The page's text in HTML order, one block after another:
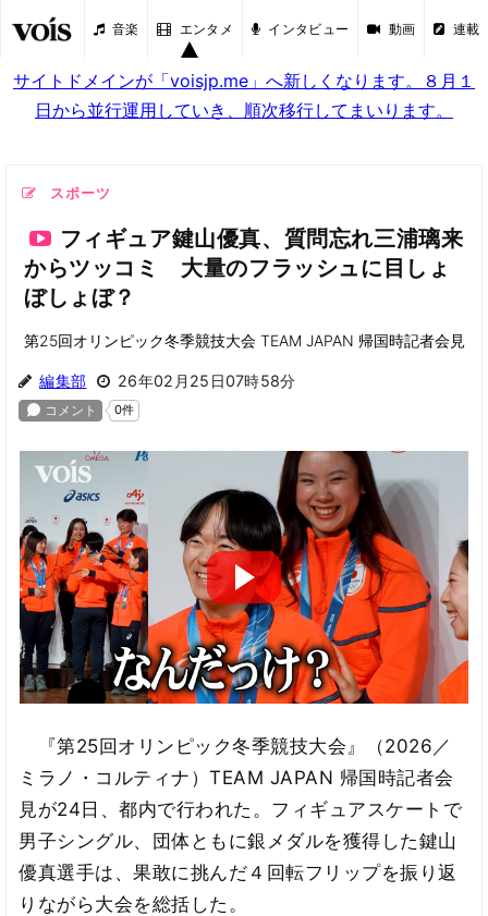
音楽 エンタメ インタビュー 動画 連載
サイトドメインが「voisjp.me」へ新しくなります。８月１
日から並行運用していき、順次移行してまいります。
スポーツ
フィギュア鍵山優真、質問忘れ三浦璃来
からツッコミ 大量のフラッシュに目しょ
ぼしょぼ？
第25回オリンピック冬季競技大会 TEAM JAPAN 帰国時記者会見
編集部 26年02月25日07時58分
『第25回オリンピック冬季競技大会』（2026／
ミラノ・コルティナ）TEAM JAPAN 帰国時記者会
見が24日、都内で行われた。フィギュアスケートで
男子シングル、団体ともに銀メダルを獲得した鍵山
優真選手は、果敢に挑んだ４回転フリップを振り返
りながら大会を総括した。